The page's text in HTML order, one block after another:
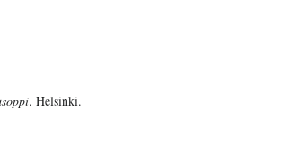
. Helsinki.